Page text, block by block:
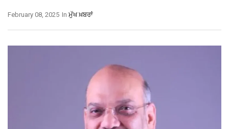
In ਮੁੱਖ ਖ਼ਬਰਾਂ
February 08, 2025